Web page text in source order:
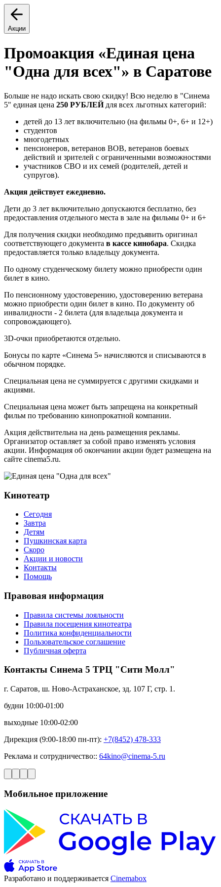
Акции
Промоакция «Единая цена
"Одна для всех"» в Саратове
Больше не надо искать свою скидку! Всю неделю в "Синема
5" единая цена 250 РУБЛЕЙдля всех льготных категорий:
детей до 13 лет включительно (на фильмы 0+, 6+ и 12+)
студентов
многодетных
пенсионеров, ветеранов ВОВ, ветеранов боевых
действий и зрителей с ограниченными возможностями
участников СВО и их семей (родителей, детей и
супругов).
Акция действует ежедневно.
Дети до 3 лет включительно допускаются бесплатно, без
предоставления отдельного места в зале на фильмы 0+ и 6+
Для получения скидки необходимо предъявить оригинал
соответствующего документа в кассе кинобара. Скидка
предоставляется только владельцу документа.
По одному студенческому билету можно приобрести один
билет в кино.
По пенсионному удостоверению, удостоверению ветерана
можно приобрести один билет в кино. По документу об
инвалидности - 2 билета (для владельца документа и
сопровождающего).
3D-очки приобретаются отдельно.
Бонусы по карте «Синема 5» начисляются и списываются в
обычном порядке.
Специальная цена не суммируется с другими скидками и
акциями.
Специальная цена может быть запрещена на конкретный
фильм по требованию кинопрокатной компании.
Акция действительна на день размещения рекламы.
Организатор оставляет за собой право изменять условия
акции. Информация об окончании акции будет размещена на
сайте cinema5.ru.
Кинотеатр
Сегодня
Завтра
Детям
Пушкинская карта
Скоро
Акции и новости
Контакты
Помощь
Правовая информация
Правила системы лояльности
Правила посещения кинотеатра
Политика конфиденциальности
Пользовательское соглашение
Публичная оферта
Контакты Синема 5 ТРЦ "Сити Молл"
г. Саратов, ш. Ново-Астраханское, зд. 107 Г, стр. 1.
будни 10:00-01:00
выходные 10:00-02:00
Дирекция (9:00-18:00 пн-пт): +7(8452) 478-333
Реклама и сотрудничество:: 64kino@cinema-5.ru
Мобильное приложение
Разработано и поддерживается Cinemabox